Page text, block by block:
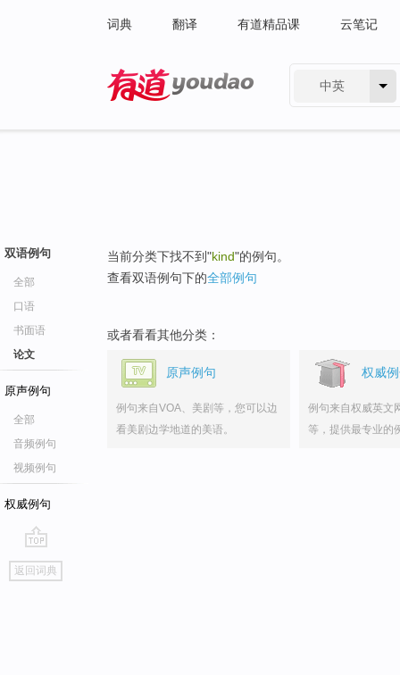
词典 翻译 有道精品课 云笔记
中英
双语例句
全部
口语
书面语
论文
原声例句
全部
音频例句
视频例句
权威例句
go
top
返回词典
当前分类下找不到"kind"的例句。
查看双语例句下的全部例句
或者看看其他分类：
原声例句
例句来自VOA、美剧等，您可以边
看美剧边学地道的美语。
权威
例句来自权威英文
等，提供最专业的